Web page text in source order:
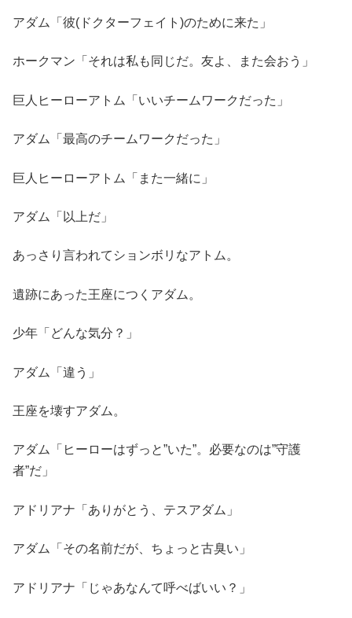
アダム「彼(ドクターフェイト)のために来た」
ホークマン「それは私も同じだ。友よ、また会おう」
巨人ヒーローアトム「いいチームワークだった」
アダム「最高のチームワークだった」
巨人ヒーローアトム「また一緒に」
アダム「以上だ」
あっさり言われてションボリなアトム。
遺跡にあった王座につくアダム。
少年「どんな気分？」
アダム「違う」
王座を壊すアダム。
アダム「ヒーローはずっと”いた”。必要なのは”守護
者”だ」
アドリアナ「ありがとう、テスアダム」
アダム「その名前だが、ちょっと古臭い」
アドリアナ「じゃあなんて呼べばいい？」